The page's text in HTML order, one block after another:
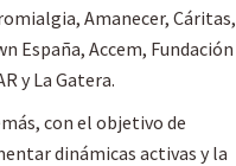
Amanecer, Cáritas,
España, Accem, Fundación
y La Gatera.
con el objetivo de
dinámicas activas y la